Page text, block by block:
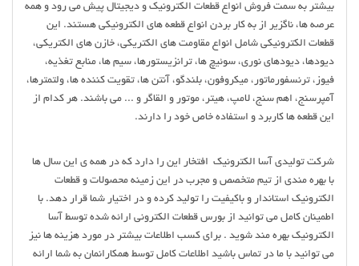
بیشتر به سمت فروش انواع قطعات الکترونیک و دیجیتال پیش می رود و همه
عرصه ها، ناگزیر از به کار بردن انواع قطعه های الکترونیکی هستند. این
قطعات الکترونیکی شامل انواع مقاومت های الکتریکی، خازن های الکتریکی،
دیودها، دیودهای نوری، سوئیچ ها، ترانزیستورها، سیم ها، منابع تغذیه،
فیوز، ترنسفورماتور، میکروفون، بلندگو، آنتن ها، تقویت کننده ها، ولتمترها،
آمپرسنج، اهم سنج، لامپ، هیتر، موتور و القاگر و ... می باشند. هر کدام از
این قطعه ها کاربرد و استفاده خاص خود را دارند.
شرکت تولیدی آسا الکترونیک افتخار این را دارد که در همه ی این سال ها
با بهره مندی از تیم متخصص و مجرب در این زمینه محصولات و قطعات
الکترونیک استاندار و باکیفیت را تولید کرده و در اختیار شما قرار دهد. با
اطمینان کامل می توانید از بورس قطعات الکترونی ارائه شده توسط آسا
الکترونیک بهره مند شوید . برای کسب اطلاعات بیشتر در مورد هزینه ها نیز
می توانید با ما در تماس باشید اطلاعات کامل توسط همکارانمان به شما ارائه